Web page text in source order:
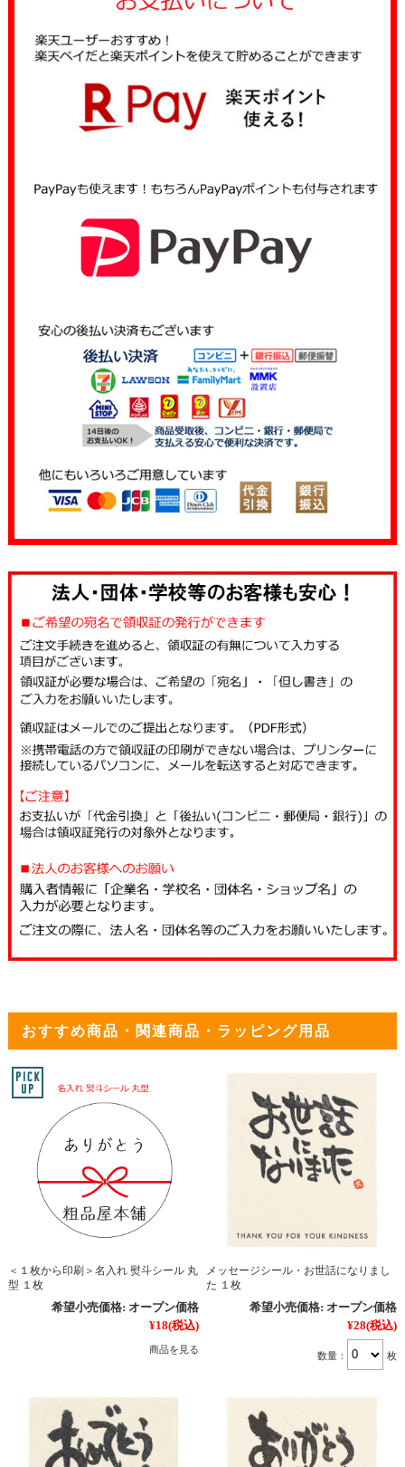
おすすめ商品・関連商品・ラッピング用品
＜１枚から印刷＞名入れ 熨斗シール 丸
型 １枚
希望小売価格: オープン価格
¥18(税込)
商品を見る
メッセージシール・お世話になりまし
た １枚
希望小売価格: オープン価格
¥28(税込)
数量： 枚